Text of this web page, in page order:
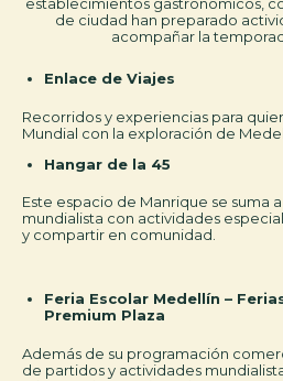
establecimientos gastronómicos,
de ciudad han preparado
acompañar la
Feria Escolar Medellín –
Premium Plaza
Además de su programación
de partidos y actividades
Enlace de Viajes
Recorridos y experiencias para
Mundial con la exploración de
Hangar de la 45
Este espacio de Manrique se suma
mundialista con actividades
y compartir en comunidad.